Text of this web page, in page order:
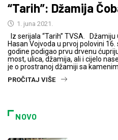
“Tarih”: Džamija
1. juna 2021.
Iz serijala “Tarih” TVSA.
Hasan Vojvoda u prvoj polovini
godine podigao prvu drvenu
most, ulica, džamija, ali i cijelo
je o prostranoj džamiji sa
PROČITAJ VIŠE
NOVO